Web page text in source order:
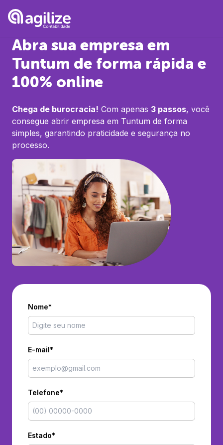
Abra sua empresa em
Tuntum de forma rápida e
100% online
Chega de burocracia! Com apenas 3 passos, você
consegue abrir empresa em Tuntum de forma
simples, garantindo praticidade e segurança no
processo.
Nome*
E-mail*
Telefone*
Estado*